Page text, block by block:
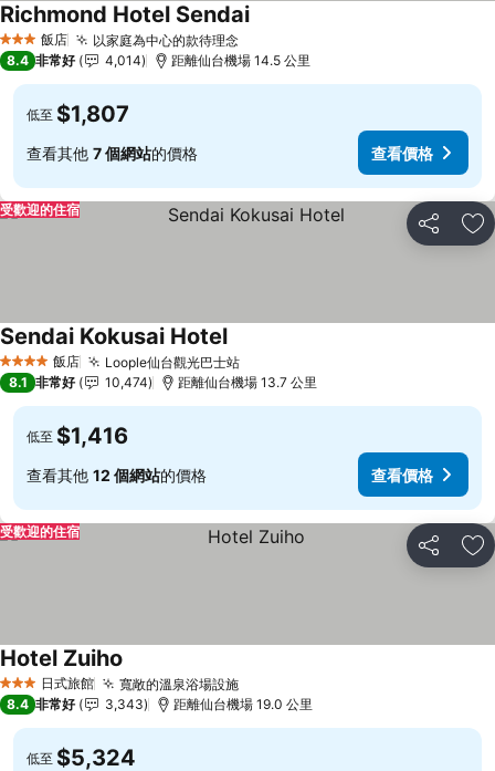
3 星級 飯店 以家庭為中心的款待理念查看價格
Richmond Hotel Sendai查看價格
8.4 非常好 4,014 距離仙台機場 14.5 公里
低至 $1,807
查看其他 7 個網站的價格 查看價格
分享 加
受歡迎的住宿
4 星級 飯店 Loople仙台觀光巴士站查看價格
Sendai Kokusai Hotel查看價格
8.1 非常好 10,474 距離仙台機場 13.7 公里
低至 $1,416
查看其他 12 個網站的價格 查看價格
分享 加
受歡迎的住宿
3 星級 日式旅館 寬敞的溫泉浴場設施查看價格
Hotel Zuiho
8.4 非常好 3,343 距離仙台機場 19.0 公里
低至 $5,324